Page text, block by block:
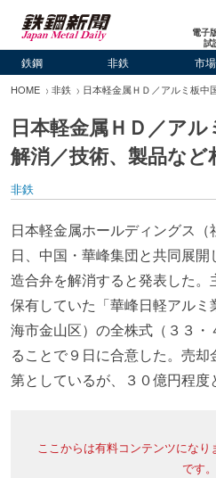
電子
試
鉄鋼 非鉄 市
HOME 非鉄 日本軽金属ＨＤ／アルミ板中
日本軽金属ＨＤ／ア
解消／技術、製品な
非鉄
日本軽金属ホールディングス
日、中国・華峰集団と共同展
造合弁を解消すると発表した
保有していた「華峰日軽アル
海市金山区）の全株式（３３
ることで９日に合意した。売
第としているが、３０億円程度
ここからは有料コンテンツにな
です。